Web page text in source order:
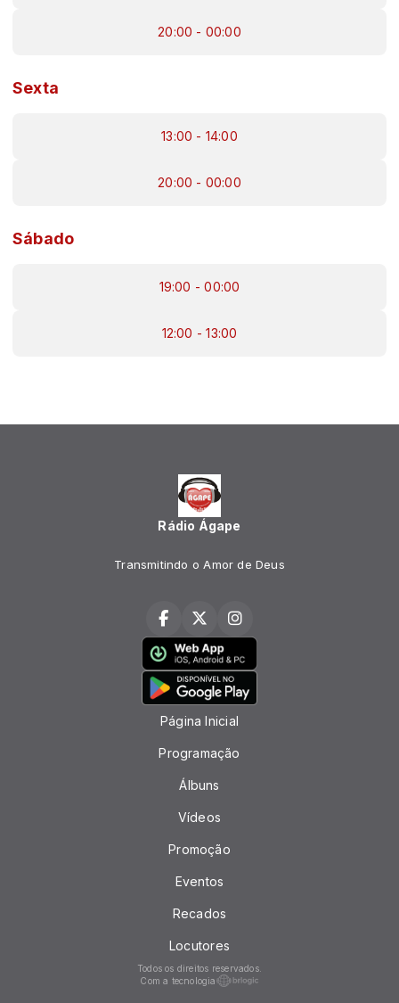
20:00 - 00:00
Sexta
13:00 - 14:00
20:00 - 00:00
Sábado
19:00 - 00:00
12:00 - 13:00
Rádio Ágape
Transmitindo o Amor de Deus
Página Inicial
Programação
Álbuns
Vídeos
Promoção
Eventos
Recados
Locutores
Todos os direitos reservados.
Com a tecnologia